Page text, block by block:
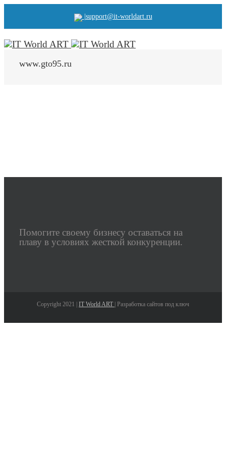
support@it-worldart.ru
www.gto95.ru
Помогите своему бизнесу оставаться на
плаву в условиях жесткой конкуренции.
Copyright 2021 | IT World ART | Разработка сайтов под ключ